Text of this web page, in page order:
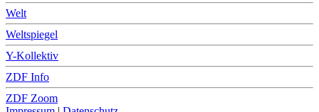
Welt
Weltspiegel
Y-Kollektiv
ZDF Info
ZDF Zoom